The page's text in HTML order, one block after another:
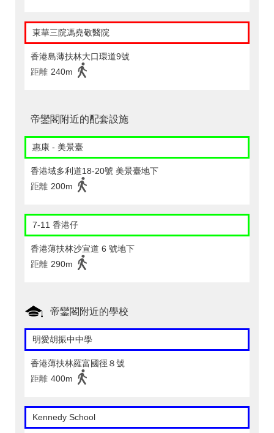
東華三院馮堯敬醫院
香港島薄扶林大口環道9號
距離 240m
帝鑾閣附近的配套設施
惠康 - 美景臺
香港域多利道18-20號 美景臺地下
距離 200m
7-11 香港仔
香港薄扶林沙宣道 6 號地下
距離 290m
帝鑾閣附近的學校
明愛胡振中中學
香港薄扶林羅富國徑８號
距離 400m
Kennedy School